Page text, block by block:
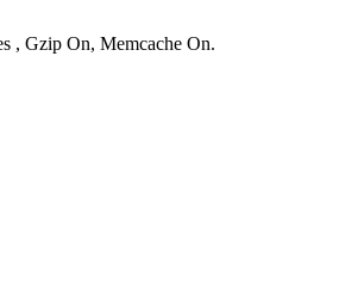
, Gzip On, Memcache On.